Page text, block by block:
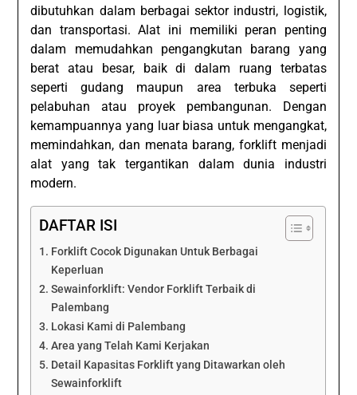
dibutuhkan dalam berbagai sektor industri, logistik,
dan transportasi. Alat ini memiliki peran penting
dalam memudahkan pengangkutan barang yang
berat atau besar, baik di dalam ruang terbatas
seperti gudang maupun area terbuka seperti
pelabuhan atau proyek pembangunan. Dengan
kemampuannya yang luar biasa untuk mengangkat,
memindahkan, dan menata barang, forklift menjadi
alat yang tak tergantikan dalam dunia industri
modern.
DAFTAR ISI
Forklift Cocok Digunakan Untuk Berbagai
Keperluan
Sewainforklift: Vendor Forklift Terbaik di
Palembang
Lokasi Kami di Palembang
Area yang Telah Kami Kerjakan
Detail Kapasitas Forklift yang Ditawarkan oleh
Sewainforklift